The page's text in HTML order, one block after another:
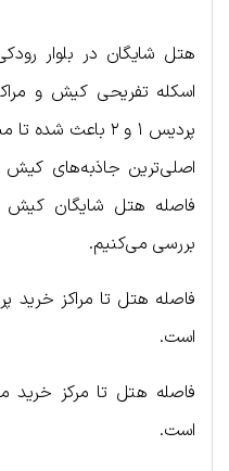
هتل شایگان در بلوار
اسکله تفریحی کیش و
پردیس ۱ و ۲ باعث
اصلی‌ترین جاذبه‌های کیش
فاصله هتل شایگان کیش
بررسی می‌کنیم.
است.
است.